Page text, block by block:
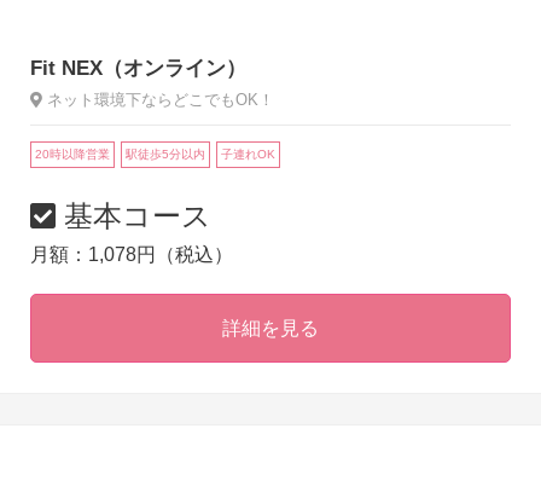
Fit NEX（オンライン）
ネット環境下ならどこでもOK！
20時以降営業 駅徒歩5分以内 子連れOK
基本コース
月額：1,078円（税込）
詳細を見る